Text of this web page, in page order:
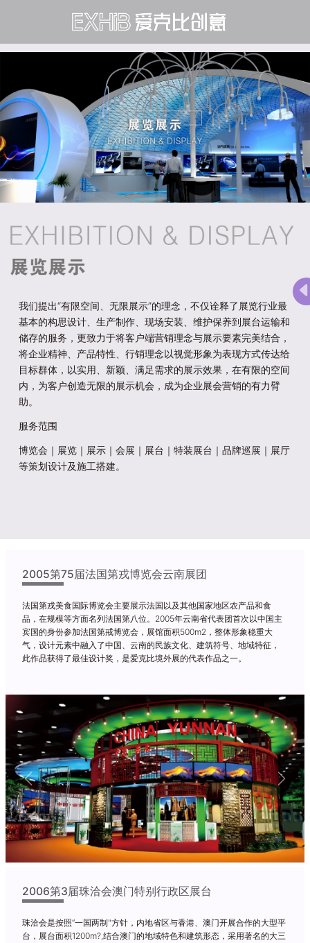
我们提出“有限空间、无限展示”的理念，不仅诠释了展览行业最
基本的构思设计、生产制作、现场安装、维护保养到展台运输和
储存的服务，更致力于将客户端营销理念与展示要素完美结合，
将企业精神、产品特性、行销理念以视觉形象为表现方式传达给
目标群体，以实用、新颖、满足需求的展示效果，在有限的空间
内，为客户创造无限的展示机会，成为企业展会营销的有力臂
助。
服务范围
博览会｜展览｜展示｜会展｜展台｜特装展台｜品牌巡展｜展厅
等策划设计及施工搭建。
2005第75届法国第戎博览会云南展团
法国第戎美食国际博览会主要展示法国以及其他国家地区农产品和食
品，在规模等方面名列法国第八位。2005年云南省代表团首次以中国主
宾国的身份参加法国第戒博览会，展馆面积500m2，整体形象稳重大
气，设计元素中融入了中国、云南的民族文化、建筑符号、地域特征，
此作品获得了最佳设计奖，是爱克比境外展的代表作品之一。
Previous Next
2006第3届珠洽会澳门特别行政区展台
珠洽会是按照“一国两制"方针，内地省区与香港、澳门开展合作的大型平
台，展台面积1200m?,结合澳门的地域特色和建筑形态，采用著名的大三